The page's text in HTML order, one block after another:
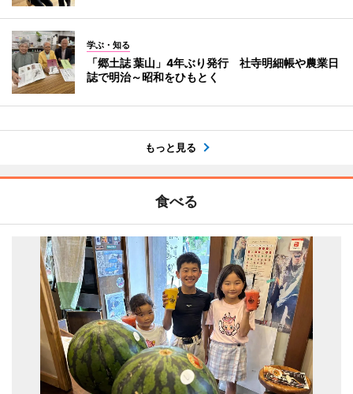
学ぶ・知る
「郷土誌 葉山」4年ぶり発行 社寺明細帳や農業日
誌で明治～昭和をひもとく
もっと見る
食べる